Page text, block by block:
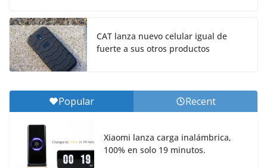
CAT lanza nuevo celular igual de
fuerte a sus otros productos
Popular Recent
Xiaomi lanza carga inalámbrica,
100% en solo 19 minutos.